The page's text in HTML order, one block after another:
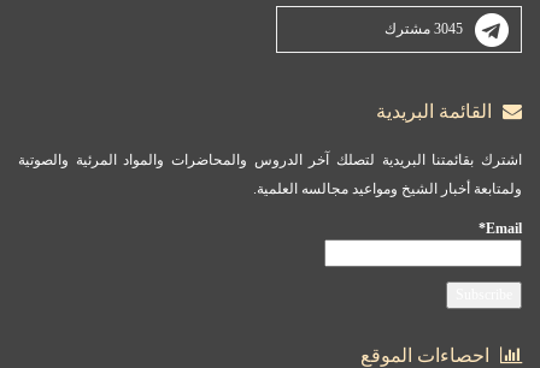
3045 مشترك
القائمة البريدية
اشترك بقائمتنا البريدية لتصلك آخر الدروس والمحاضرات والمواد المرئية والصوتية
ولمتابعة أخبار الشيخ ومواعيد مجالسه العلمية.
Email*
احصاءات الموقع